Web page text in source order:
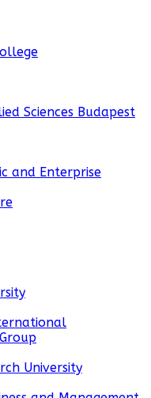
Sciences Budapest
and Enterprise
University